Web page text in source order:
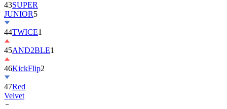
43SUPER
JUNIOR5
44TWICE1
45AND2BLE1
46KickFlip2
47Red
Velvet